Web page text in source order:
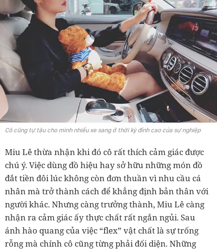
Cô cũng tự tậu cho mình nhiều xe sang ở thời kỳ đỉnh cao của sự nghiệp
Miu Lê thừa nhận khi đó cô rất thích cảm giác được
chú ý. Việc dùng đồ hiệu hay sở hữu những món đồ
đắt tiền đôi lúc không còn đơn thuần vì nhu cầu cá
nhân mà trở thành cách để khẳng định bản thân với
người khác. Nhưng càng trưởng thành, Miu Lê càng
nhận ra cảm giác ấy thực chất rất ngắn ngủi. Sau
ánh hào quang của việc “flex” vật chất là sự trống
rỗng mà chính cô cũng từng phải đối diện. Những